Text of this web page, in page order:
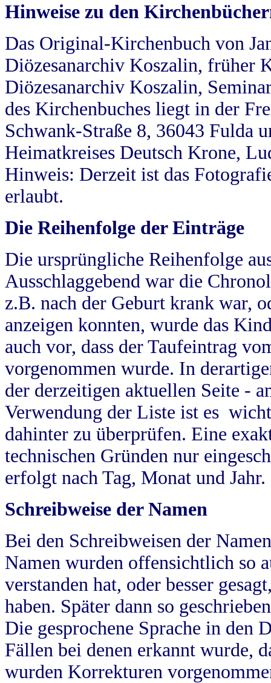
Hinweise zu den
Das Original-Kirchenbuch von
Diözesanarchiv Koszalin, früher
Diözesanarchiv Koszalin,
des Kirchenbuches liegt in der
Schwank-Straße 8, 36043 Fulda
Heimatkreises Deutsch Krone,
Hinweis: Derzeit ist das
erlaubt.
Die Reihenfolge der Einträge
Die ursprüngliche Reihenfolge
Ausschlaggebend war die
z.B. nach der Geburt krank war,
anzeigen konnten, wurde das
auch vor, dass der Taufeintrag
vorgenommen wurde. In
der derzeitigen aktuellen Seite -
Verwendung der Liste ist es
dahinter zu überprüfen. Eine
technischen Gründen nur
erfolgt nach Tag, Monat und Jahr.
Schreibweise der Namen
Bei den Schreibweisen der
Namen wurden offensichtlich so
verstanden hat, oder besser
haben. Später dann so
Die gesprochene Sprache in
Fällen bei denen erkannt wurde,
wurden Korrekturen